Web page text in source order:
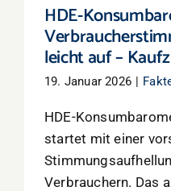
HDE-
leicht auf –
19. Januar 2026 |
HDE-
startet mit einer
Verbrauchern. Das